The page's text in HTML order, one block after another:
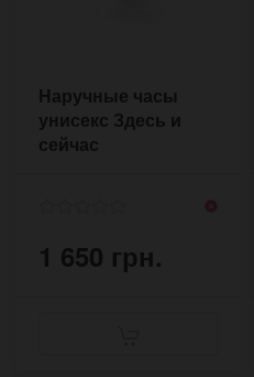
Наручные часы
унисекс Здесь и
сейчас
1 650 грн.